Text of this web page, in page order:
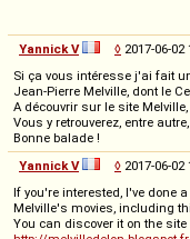
Yannick V ◊ 2017-06-02
Si ça vous intéresse j'ai fait
Jean-Pierre Melville, dont le
A découvrir sur le site Melville,
Vous y retrouverez, entre
Bonne balade !
Yannick V
◊ 2017-06-02
If you're interested, I've done
Melville's movies, including
You can discover it on the site